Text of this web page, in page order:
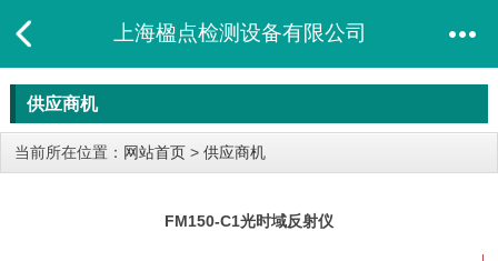
上海楹点检测设备有限公司
供应商机
当前所在位置： 网站首页 > 供应商机
FM150-C1光时域反射仪